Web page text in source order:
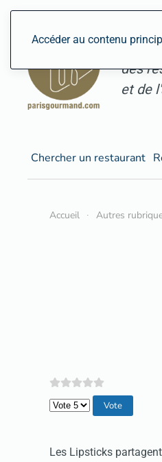
Accéder au contenu
des
et de
Chercher un restaurant
Accueil Autres
Veuillez voter
Les Lipsticks